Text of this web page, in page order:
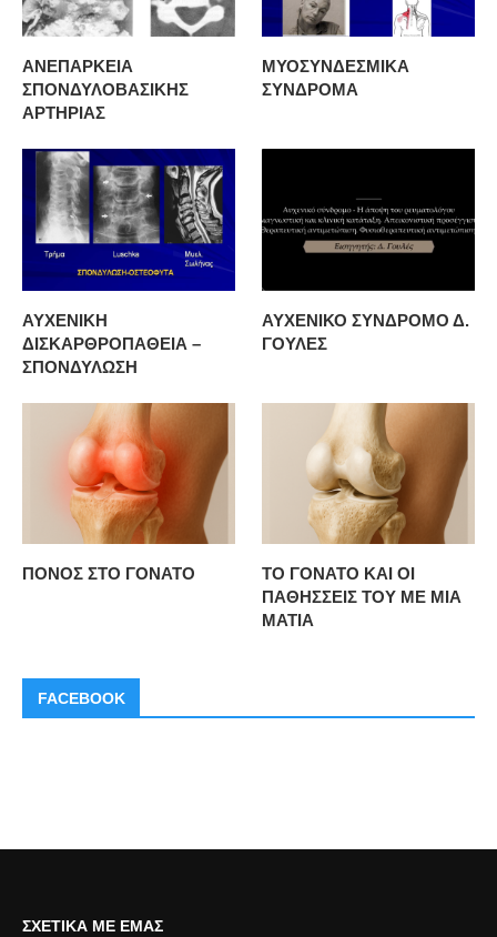
ΑΝΕΠΑΡΚΕΙΑ
ΣΠΟΝΔΥΛΟΒΑΣΙΚΗΣ
ΑΡΤΗΡΙΑΣ
ΜΥΟΣΥΝΔΕΣΜΙΚΑ
ΣΥΝΔΡΟΜΑ
ΑΥΧΕΝΙΚΗ
ΔΙΣΚΑΡΘΡΟΠΑΘΕΙΑ –
ΣΠΟΝΔΥΛΩΣΗ
ΑΥΧΕΝΙΚΟ ΣΥΝΔΡΟΜΟ Δ.
ΓΟΥΛΕΣ
ΠΟΝΟΣ ΣΤΟ ΓΟΝΑΤΟ
ΤΟ ΓΟΝΑΤΟ ΚΑΙ ΟΙ
ΠΑΘΗΣΣΕΙΣ ΤΟΥ ΜΕ ΜΙΑ
ΜΑΤΙΑ
FACEBOOK
ΣΧΕΤΙΚΆ ΜΕ ΕΜΆΣ